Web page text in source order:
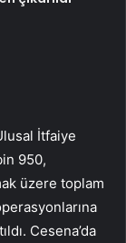
İtfaiye
950,
üzere toplam
Cesena’da